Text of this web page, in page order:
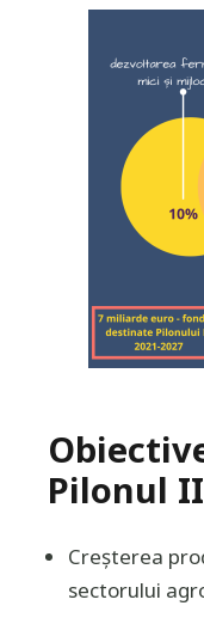
Pilonul II
Creșterea
sectorului